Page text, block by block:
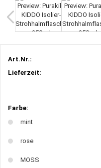
Art.Nr.:
Lieferzeit:
Farbe:
mint
rose
MOSS